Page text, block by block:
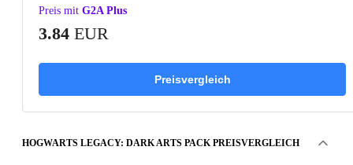
Preis mit G2A Plus
3.84 EUR
Preisvergleich
HOGWARTS LEGACY: DARK ARTS PACK PREISVERGLEICH